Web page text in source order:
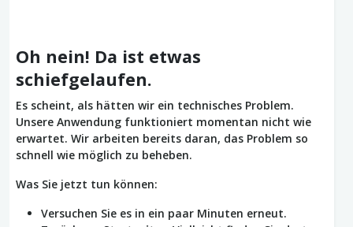
Oh nein! Da ist etwas
schiefgelaufen.
Es scheint, als hätten wir ein technisches Problem.
Unsere Anwendung funktioniert momentan nicht wie
erwartet. Wir arbeiten bereits daran, das Problem so
schnell wie möglich zu beheben.
Was Sie jetzt tun können:
Versuchen Sie es in ein paar Minuten erneut.